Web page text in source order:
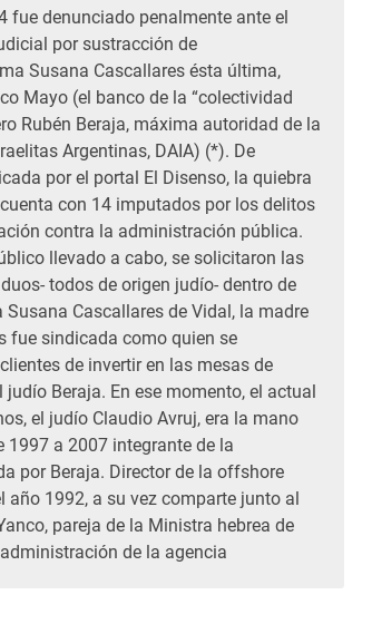
fue denunciado penalmente ante el
por sustracción de
Susana Cascallares ésta última,
Mayo (el banco de la “colectividad
Rubén Beraja, máxima autoridad de la
Argentinas, DAIA) (*). De
por el portal El Disenso, la quiebra
con 14 imputados por los delitos
contra la administración pública.
llevado a cabo, se solicitaron las
todos de origen judío- dentro de
Cascallares de Vidal, la madre
fue sindicada como quien se
de invertir en las mesas de
Beraja. En ese momento, el actual
el judío Claudio Avruj, era la mano
1997 a 2007 integrante de la
por Beraja. Director de la offshore
año 1992, a su vez comparte junto al
pareja de la Ministra hebrea de
de la agencia